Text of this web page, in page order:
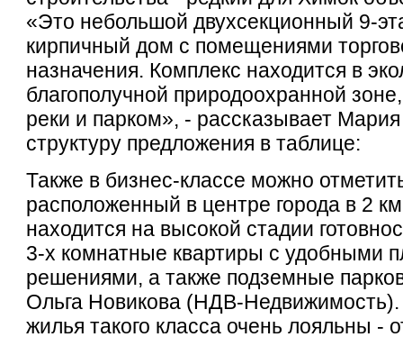
«Это небольшой двухсекционный 9-
кирпичный дом с помещениями
назначения. Комплекс находится в
благополучной природоохранной
реки и парком», - рассказывает
структуру предложения в таблице:
Также в бизнес-классе можно
расположенный в центре города в 2
находится на высокой стадии
3-х комнатные квартиры с удобными
решениями, а также подземные
Ольга Новикова (НДВ-
жилья такого класса очень лояльны -